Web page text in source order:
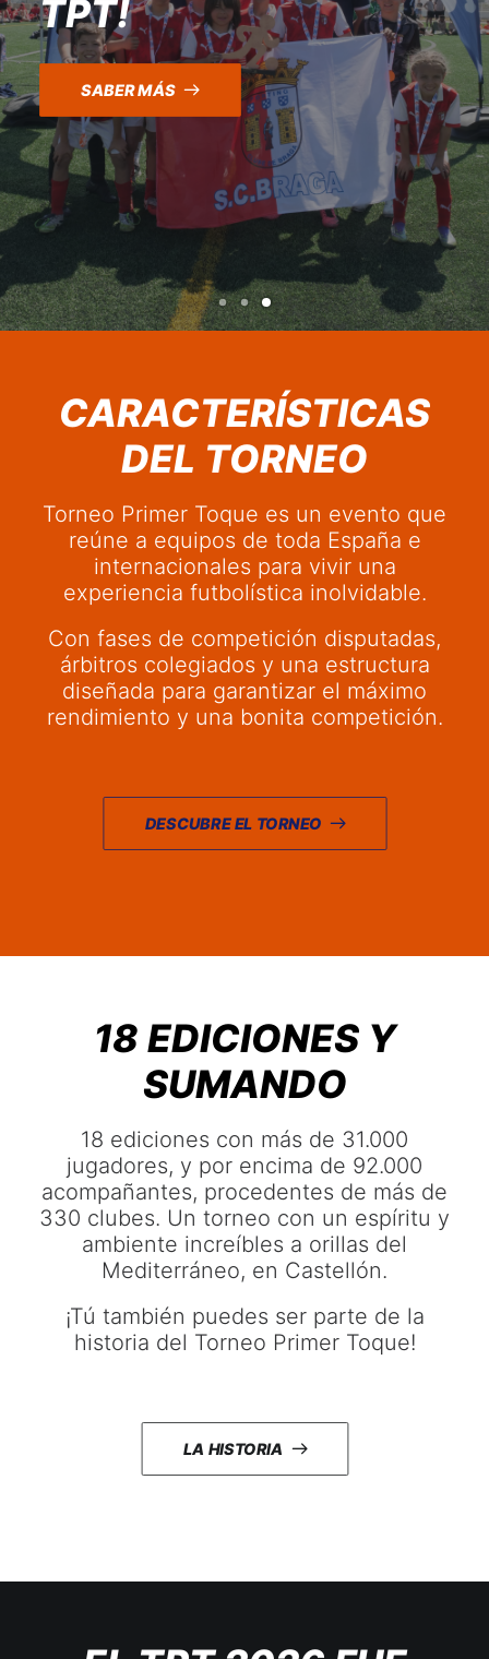
CARACTERÍSTICAS
DEL TORNEO
Torneo Primer Toque es un evento que
reúne a equipos de toda España e
internacionales para vivir una
experiencia futbolística inolvidable.
Con fases de competición disputadas,
árbitros colegiados y una estructura
diseñada para garantizar el máximo
rendimiento y una bonita competición.
DESCUBRE EL TORNEO
18 EDICIONES Y
SUMANDO
18 ediciones con más de 31.000
jugadores, y por encima de 92.000
acompañantes, procedentes de más de
330 clubes. Un torneo con un espíritu y
ambiente increíbles a orillas del
Mediterráneo, en Castellón.
¡Tú también puedes ser parte de la
historia del Torneo Primer Toque!
LA HISTORIA